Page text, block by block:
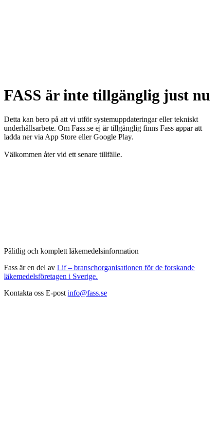
FASS är inte tillgänglig just nu
Detta kan bero på att vi utför systemuppdateringar eller tekniskt
underhållsarbete. Om Fass.se ej är tillgänglig finns Fass appar att
ladda ner via App Store eller Google Play.
Välkommen åter vid ett senare tillfälle.
Pålitlig och komplett läkemedelsinformation
Fass är en del av Lif – branschorganisationen för de forskande
läkemedelsföretagen i Sverige.
Kontakta oss E-post info@fass.se